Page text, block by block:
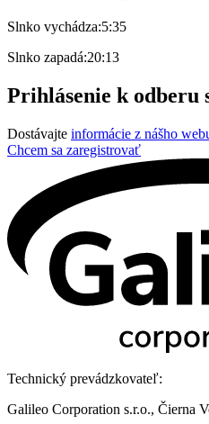
Slnko vychádza:5:35
Slnko zapadá:20:13
Prihlásenie k odberu
Dostávajte informácie z nášho
Chcem sa zaregistrovať
Technický prevádzkovateľ:
Galileo Corporation s.r.o., Čierna